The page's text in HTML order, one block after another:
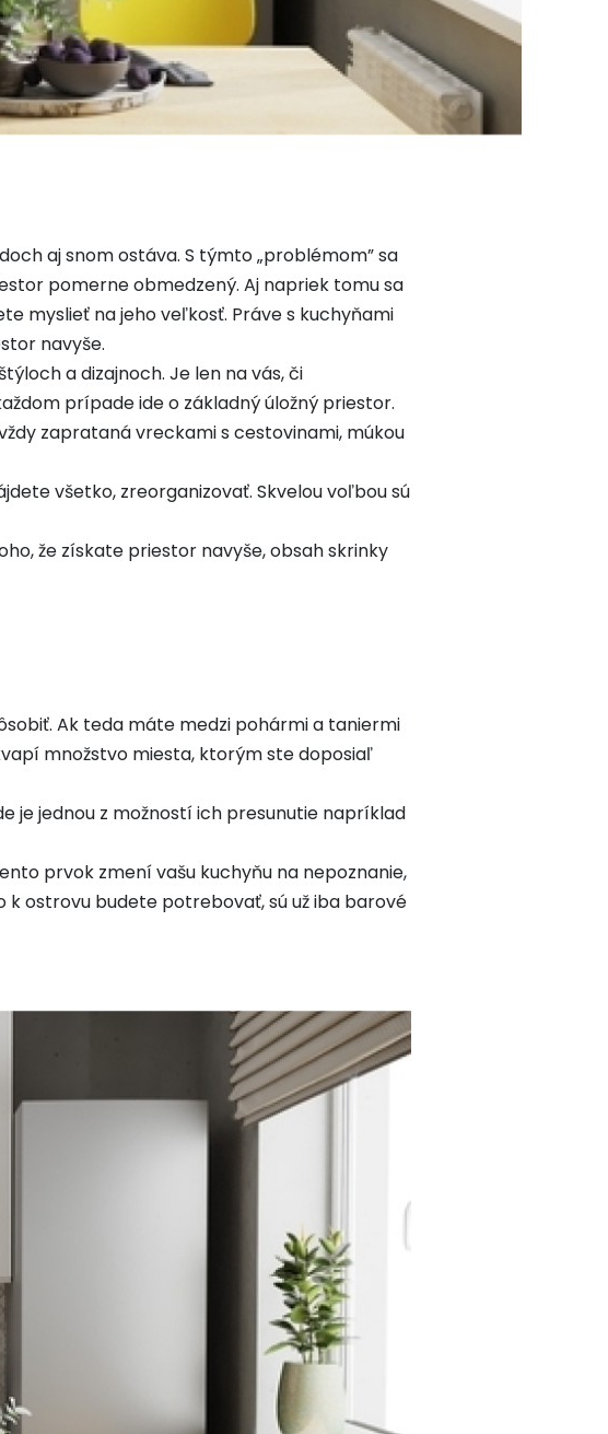
aj snom ostáva. S týmto „problémom” sa
pomerne obmedzený. Aj napriek tomu sa
myslieť na jeho veľkosť. Práve s kuchyňami
navyše.
a dizajnoch. Je len na vás, či
prípade ide o základný úložný priestor.
zaprataná vreckami s cestovinami, múkou
všetko, zreorganizovať. Skvelou voľbou sú
že získate priestor navyše, obsah skrinky
Ak teda máte medzi pohármi a taniermi
množstvo miesta, ktorým ste doposiaľ
je jednou z možností ich presunutie napríklad
prvok zmení vašu kuchyňu na nepoznanie,
k ostrovu budete potrebovať, sú už iba barové